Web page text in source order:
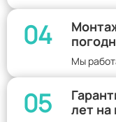
04
Мы
05
лет на